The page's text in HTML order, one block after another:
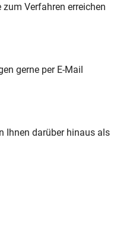
Verfahren erreichen
gerne per E-Mail
Ihnen darüber hinaus als